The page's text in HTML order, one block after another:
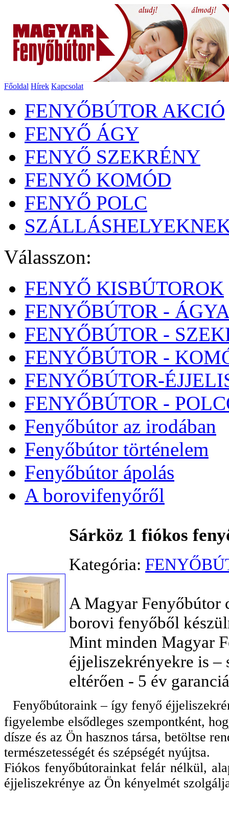
Főoldal Hírek Kapcsolat
FENYŐBÚTOR AKCIÓ
FENYŐ ÁGY
FENYŐ SZEKRÉNY
FENYŐ KOMÓD
FENYŐ POLC
Válasszon:
FENYŐ KISBÚTOROK
FENYŐBÚTOR -
FENYŐBÚTOR -
FENYŐBÚTOR -
FENYŐBÚTOR-
FENYŐBÚTOR -
Fenyőbútor az irodában
Fenyőbútor történelem
Fenyőbútor ápolás
A borovifenyőről
Sárköz 1 fiókos
Kategória:
A Magyar Fenyőbútor
borovi fenyőből
Mint minden Magyar
éjjeliszekrényekre is –
eltérően - 5 év
Fenyőbútoraink – így fenyő
figyelembe elsődleges szempontként,
dísze és az Ön hasznos társa, betöltse
természetességét és szépségét nyújtsa.
Fiókos fenyőbútorainkat felár nélkül,
éjjeliszekrénye az Ön kényelmét